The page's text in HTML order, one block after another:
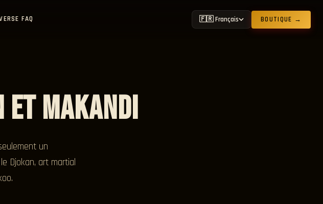
FAQ 🇫🇷 Français BOUTIQUE →
et Makandi
un
Djokan, art martial